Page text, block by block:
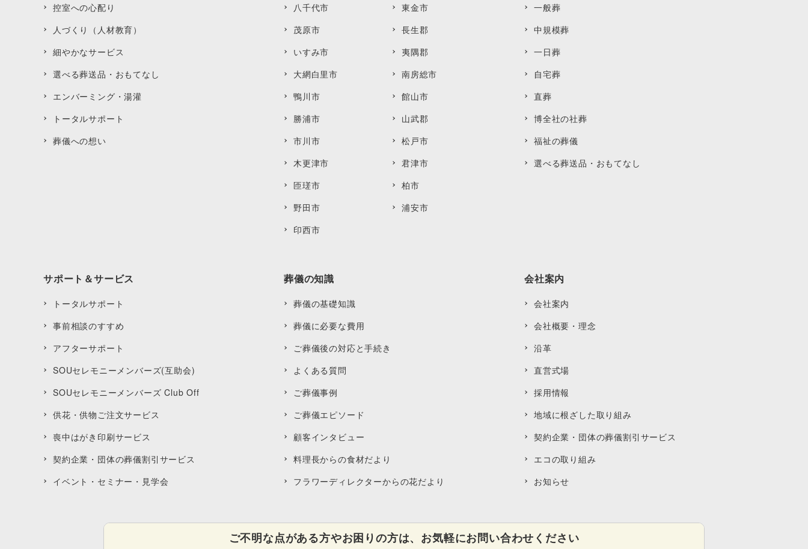
控室への心配り
人づくり（人材教育）
細やかなサービス
選べる葬送品・おもてなし
エンバーミング・湯灌
トータルサポート
葬儀への想い
八千代市
東金市
茂原市
長生郡
いすみ市
夷隅郡
大網白里市
南房総市
鴨川市
館山市
勝浦市
山武郡
市川市
松戸市
木更津市
君津市
匝瑳市
柏市
野田市
浦安市
印西市
一般葬
中規模葬
一日葬
自宅葬
直葬
博全社の社葬
福祉の葬儀
選べる葬送品・おもてなし
サポート＆サービス
トータルサポート
事前相談のすすめ
アフターサポート
SOUセレモニーメンバーズ(互助会)
SOUセレモニーメンバーズ Club Off
供花・供物ご注文サービス
喪中はがき印刷サービス
契約企業・団体の葬儀割引サービス
イベント・セミナー・見学会
葬儀の知識
葬儀の基礎知識
葬儀に必要な費用
ご葬儀後の対応と手続き
よくある質問
ご葬儀事例
ご葬儀エピソード
顧客インタビュー
料理長からの食材だより
フラワーディレクターからの花だより
会社案内
会社案内
会社概要・理念
沿革
直営式場
採用情報
地域に根ざした取り組み
契約企業・団体の葬儀割引サービス
エコの取り組み
お知らせ
ご不明な点がある方やお困りの方は、お気軽にお問い合わせください